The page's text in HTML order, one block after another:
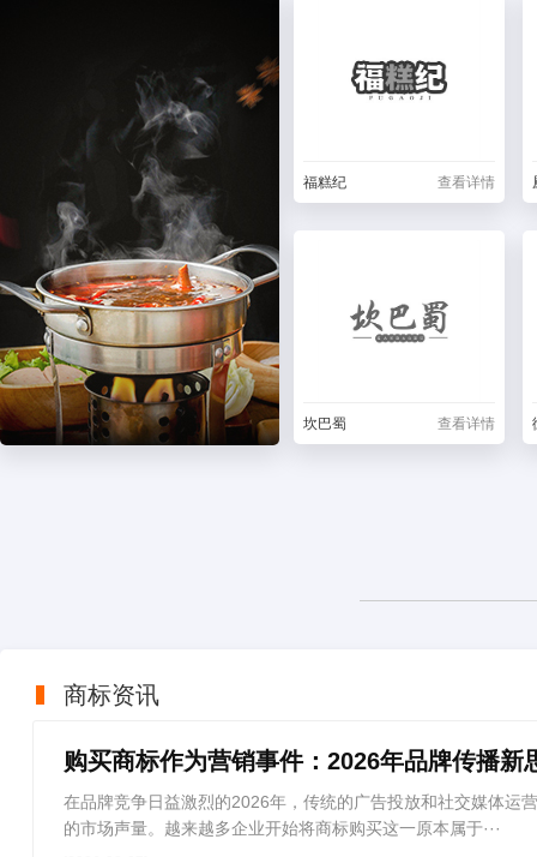
福糕纪 查看详情
坎巴蜀 查看详情
商标资讯
购买商标作为营销事件：2026年品牌传播新
在品牌竞争日益激烈的2026年，传统的广告投放和社交媒体运
的市场声量。越来越多企业开始将商标购买这一原本属于···